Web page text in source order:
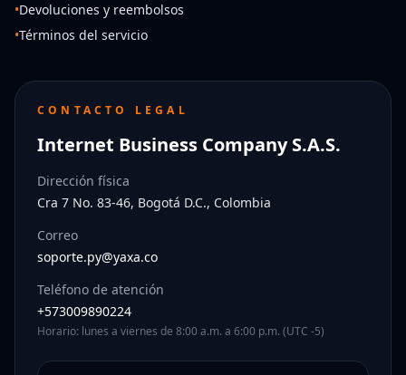
•Devoluciones y reembolsos
•Términos del servicio
CONTACTO LEGAL
Internet Business Company S.A.S.
Dirección física
Cra 7 No. 83-46, Bogotá D.C., Colombia
Correo
soporte.py@yaxa.co
Teléfono de atención
+573009890224
Horario: lunes a viernes de 8:00 a.m. a 6:00 p.m. (UTC -5)